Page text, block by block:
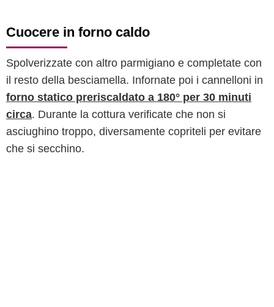
Cuocere in forno caldo
Spolverizzate con altro parmigiano e completate con
il resto della besciamella. Infornate poi i cannelloni in
forno statico preriscaldato a 180° per 30 minuti
circa. Durante la cottura verificate che non si
asciughino troppo, diversamente copriteli per evitare
che si secchino.